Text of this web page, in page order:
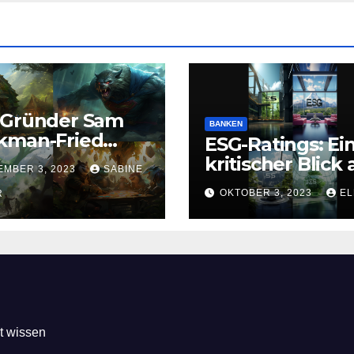
Sam
Fried
Betrugs,
und
3, 2023 SABINE
BANKEN
ESG-Ratings:
kritischer Blick
ein lukratives
Geschäftsfeld
OKTOBER 3, 2023
wissen